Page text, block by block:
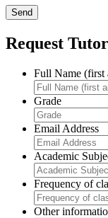
Request
Full Name (first
Grade
Email Address
Academic
Frequency of
Other